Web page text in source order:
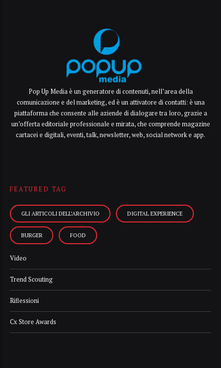
Pop Up Media è un generatore di contenuti, nell’area della
comunicazione e del marketing, ed è un attivatore di contatti: è una
piattaforma che consente alle aziende di dialogare tra loro, grazie a
un’offerta editoriale professionale e mirata, che comprende magazine
cartacei e digitali, eventi, talk, newsletter, web, social network e app.
FEATURED TAG
GLI ARTICOLI DELL’ARCHIVIO DIGITAL EXPERIENCE
BURGER FOOD
Video
Trend Scouting
Riflessioni
Cx Store Awards